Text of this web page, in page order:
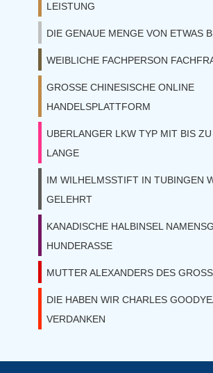
LEISTUNG
DIE GENAUE MENGE VON ETWAS
WEIBLICHE FACHPERSON
GROSSE CHINESISCHE ONLINE
HANDELSPLATTFORM
UBERLANGER LKW TYP MIT BIS
LANGE
IM WILHELMSSTIFT IN TUBINGEN
GELEHRT
KANADISCHE HALBINSEL
HUNDERASSE
MUTTER ALEXANDERS DES
DIE HABEN WIR CHARLES
VERDANKEN